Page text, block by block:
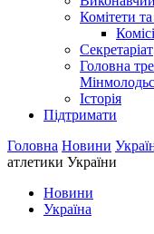
Комітети та
Секретаріат
Головна
Історія
Підтримати
Головна Новини
атлетики України
Новини
Україна